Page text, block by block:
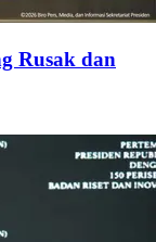
Rusak dan